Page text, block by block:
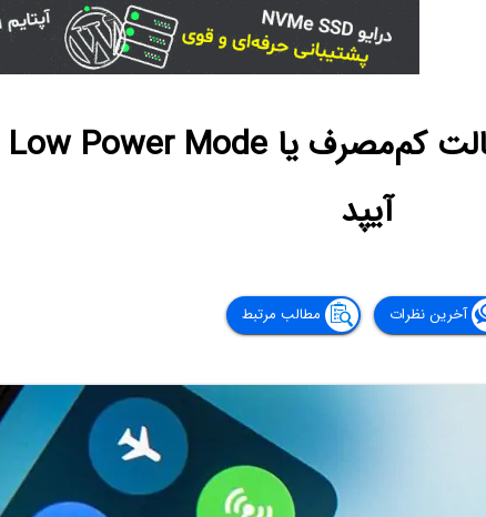
آیپد
آخرین نظرات مطالب مرتبط